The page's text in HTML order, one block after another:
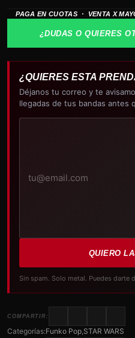
593
cantidad
PAGA EN CUOTAS · VENTA X
¿DUDAS O QUIERES
¿QUIERES ESTA
Déjanos tu correo y te
llegadas de tus bandas antes
QUIERO
Sin spam. Solo metal. Puedes darte
COMPARTIR:
Categorías:Funko Pop,STAR WARS